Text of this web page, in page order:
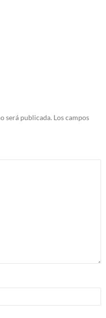
será publicada. Los campos